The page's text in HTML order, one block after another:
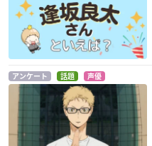
アンケート 話題 声優